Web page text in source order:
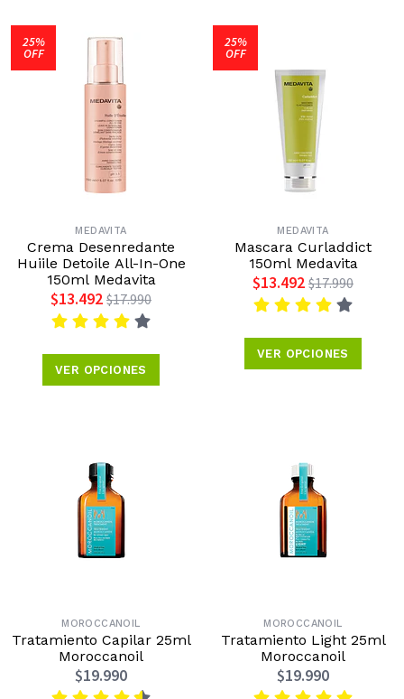
25%
OFF
MEDAVITA
Crema Desenredante
Huiile Detoile All-In-One
150ml Medavita
$13.492 $17.990
VER OPCIONES
25%
OFF
MEDAVITA
Mascara Curladdict
150ml Medavita
$13.492 $17.990
VER OPCIONES
MOROCCANOIL
Tratamiento Capilar 25ml
Moroccanoil
$19.990
MOROCCANOIL
Tratamiento Light 25ml
Moroccanoil
$19.990